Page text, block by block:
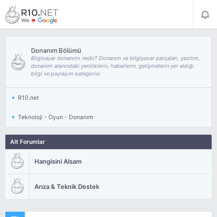
Donanım Bölümü
Bilgisayar donanımı nedir? Donanım ve bilgiyasar parçaları, yazılım,
donanım alanındaki yeniliklerin, haberlerin, gelişmelerin yer aldığı
bilgi ve paylaşım kategorisi
R10.net
Teknoloji - Oyun - Donanım
Alt Forumlar
Hangisini Alsam
Arıza & Teknik Destek